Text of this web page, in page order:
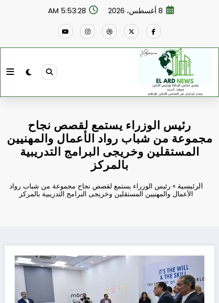
8 أغسطس، 2026 5:53:29 AM
رئيس الوزراء يستمع لقصص نجاح
مجموعة من شباب رواد الأعمال والمهنيين
المستقلين وخريجى البرامج التدريبية
بالمركز
الرئيسية » رئيس الوزراء يستمع لقصص نجاح مجموعة من شباب رواد
الأعمال والمهنيين المستقلين وخريجى البرامج التدريبية بالمركز